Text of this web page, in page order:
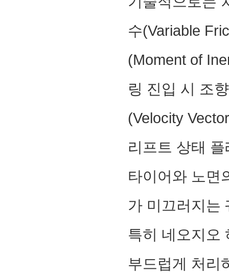
수(Variable
(Moment of
링 진입 시 조
(Velocity
리프트 상태
타이어와 노면
가 미끄러지는
특히 네오지오
부드럽게 처리